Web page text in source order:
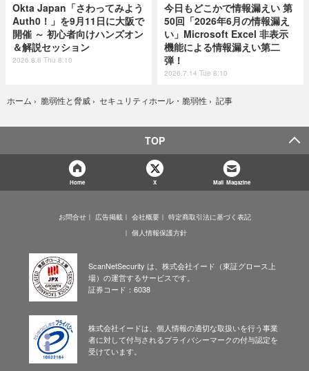
Okta Japan「さわってみよう
Auth0！」を9月11日に大阪で
開催 ～ 初心者向けハンズオン
＆解説セッション
2026.8.6 Thu 8:10
今日もどこかで情報漏えい 第
50回「2026年6月の情報漏え
い」Microsoft Excel 非表示
機能による情報漏えい第二
弾！
2026.7.14 Tue 8:10
ホーム › 脆弱性と脅威 › セキュリティホール・脆弱性 › 記事
TOP
Home X Mail Magazine
お問合せ 広告掲載 会社概要
特定商取引法に基づく表記
個人情報保護方針
ScanNetSecurity は、株式会社イード（東証グロース上
場）の運営するサービスです。
証券コード：6038
株式会社イードは、個人情報の適切な取扱いを行う事業
者に対して付与されるプライバシーマークの付与認定を
受けています。